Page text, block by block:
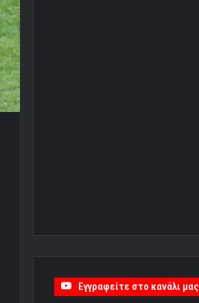
Εγγραφείτε στο κανάλι μας